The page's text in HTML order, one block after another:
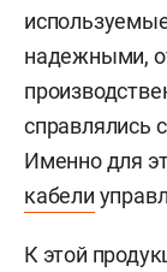
надежными,
справлялись
Именно для
кабели
К этой